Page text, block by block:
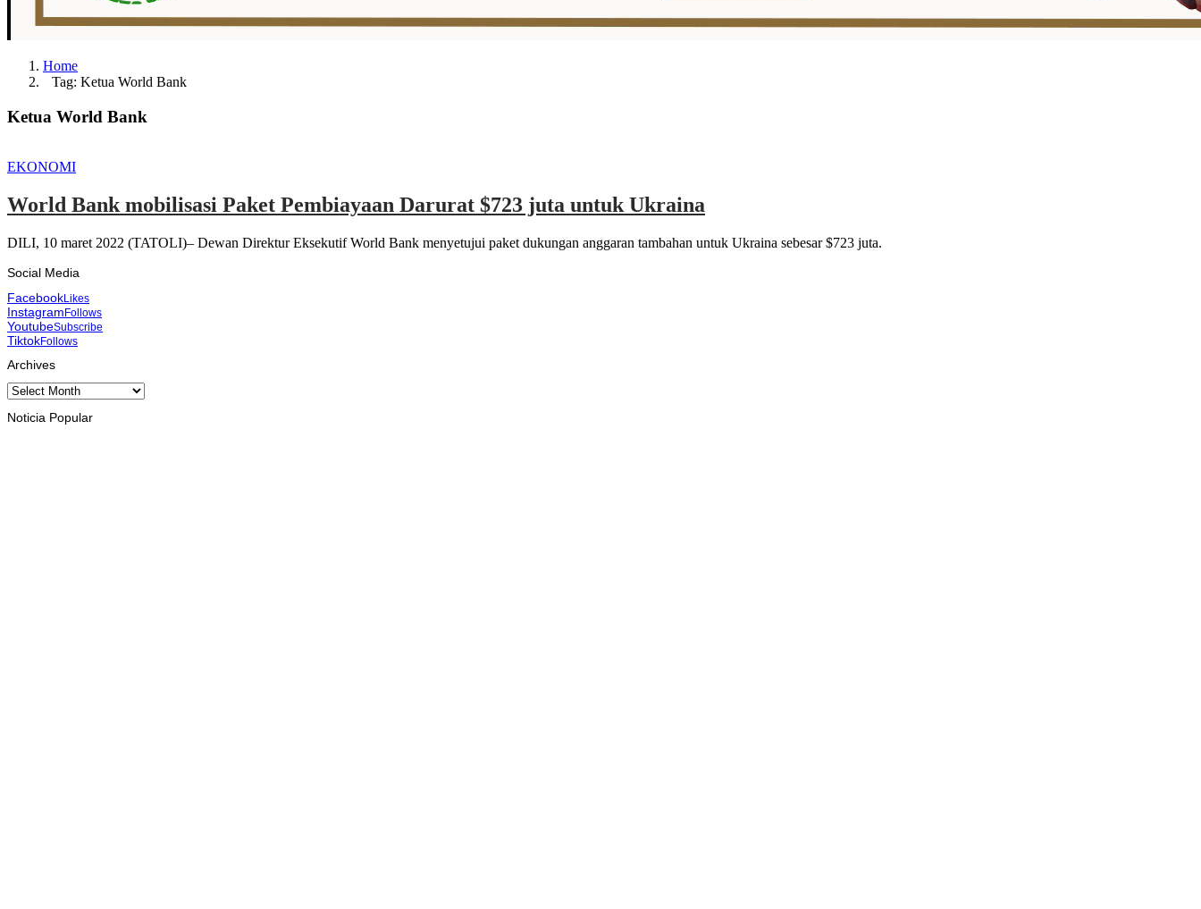
Home
Tag: Ketua World Bank
Ketua World Bank
EKONOMI
World Bank mobilisasi Paket Pembiayaan Darurat $723 juta untuk Ukraina
DILI, 10 maret 2022 (TATOLI)– Dewan Direktur Eksekutif World Bank menyetujui paket dukungan anggaran tambahan untuk Ukraina sebesar $723 juta.
Social Media
FacebookLikes
InstagramFollows
YoutubeSubscribe
TiktokFollows
Archives
Archives
Noticia Popular